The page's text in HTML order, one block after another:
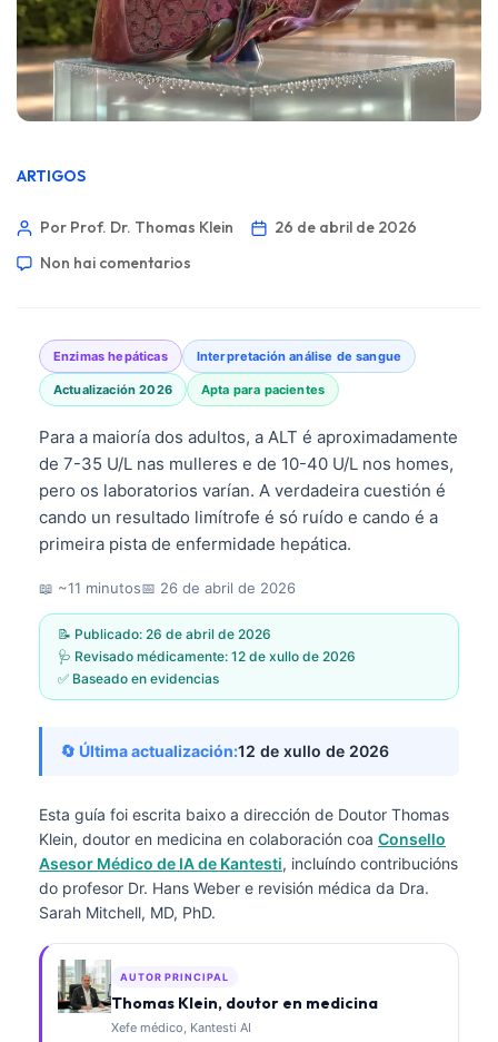
ARTIGOS
Por Prof. Dr. Thomas Klein
26 de abril de 2026
Non hai comentarios
Enzimas hepáticas Interpretación análise de sangue
Actualización 2026 Apta para pacientes
Para a maioría dos adultos, a ALT é aproximadamente
de 7-35 U/L nas mulleres e de 10-40 U/L nos homes,
pero os laboratorios varían. A verdadeira cuestión é
cando un resultado limítrofe é só ruído e cando é a
primeira pista de enfermidade hepática.
📖 ~11 minutos📅 26 de abril de 2026
📝 Publicado: 26 de abril de 2026
🩺 Revisado médicamente: 12 de xullo de 2026
✅ Baseado en evidencias
🔄 Última actualización:12 de xullo de 2026
Esta guía foi escrita baixo a dirección de Doutor Thomas
Klein, doutor en medicina en colaboración coa Consello
Asesor Médico de IA de Kantesti, incluíndo contribucións
do profesor Dr. Hans Weber e revisión médica da Dra.
Sarah Mitchell, MD, PhD.
AUTOR PRINCIPAL
Thomas Klein, doutor en medicina
Xefe médico, Kantesti AI